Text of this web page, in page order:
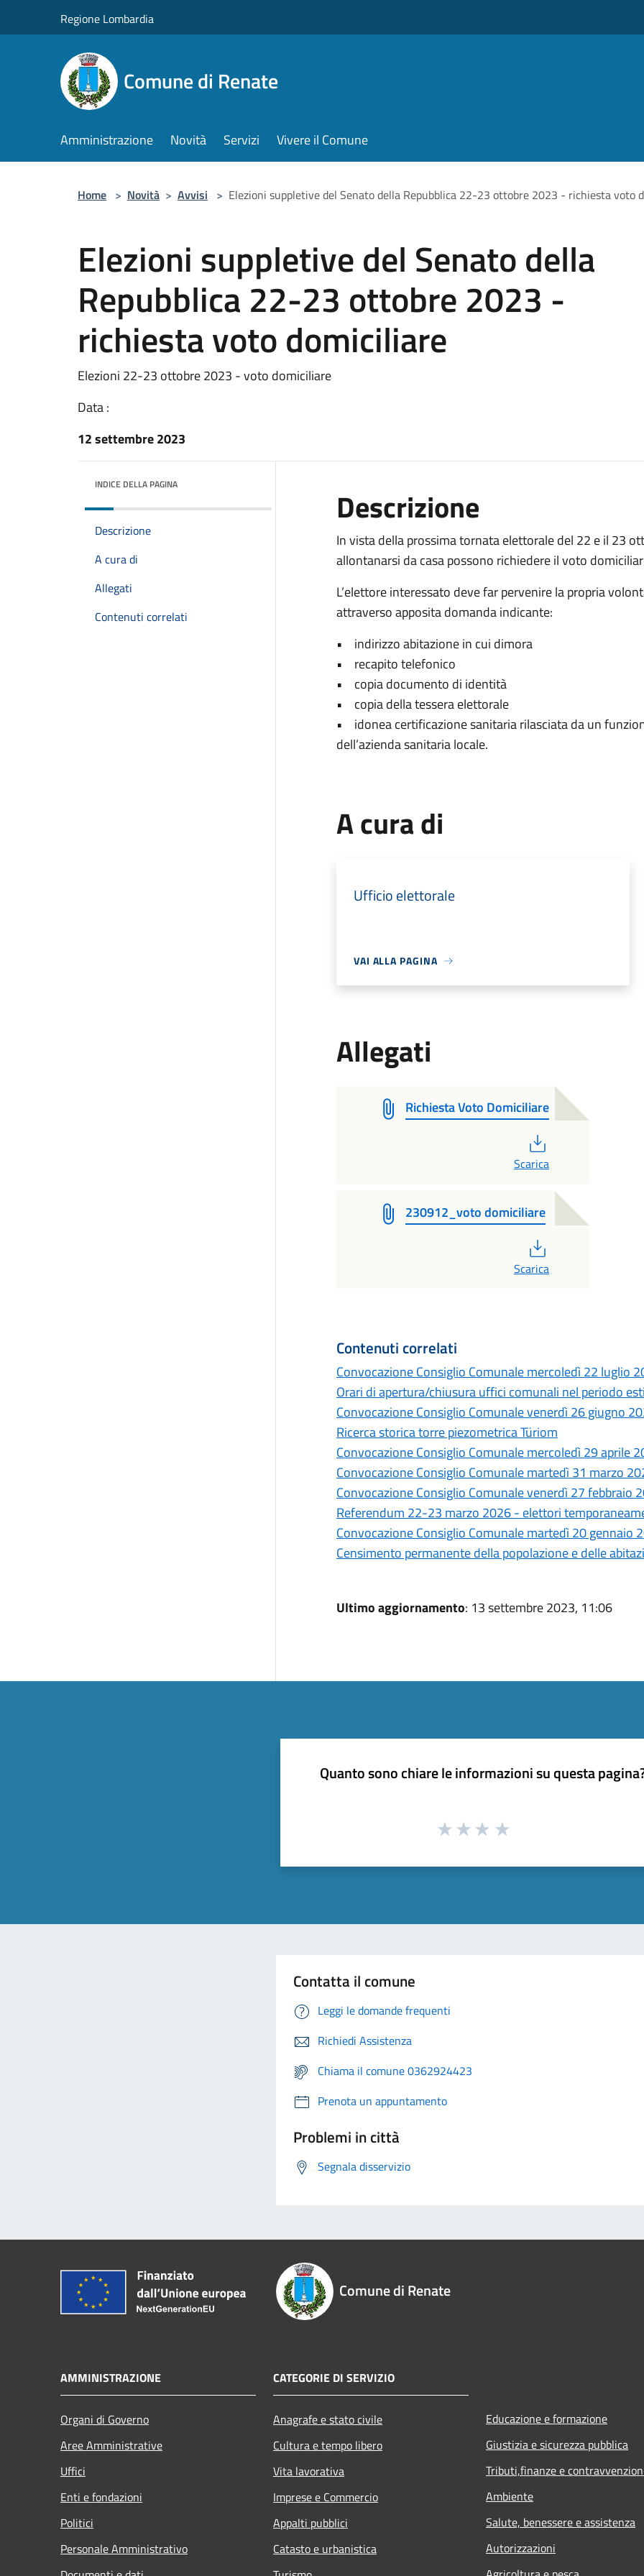
Regione Lombardia
Comune di Renate
Amministrazione Novità Servizi Vivere il Comune
Home > Novità > Avvisi > Elezioni suppletive del Senato della Repubblica 22-23 ottobre 2023 - richiesta voto
Elezioni suppletive del Senato della
Repubblica 22-23 ottobre 2023 -
richiesta voto domiciliare
Elezioni 22-23 ottobre 2023 - voto domiciliare
Data :
12 settembre 2023
INDICE DELLA PAGINA
Descrizione
A cura di
Allegati
Contenuti correlati
Descrizione
In vista della prossima tornata elettorale del 22 e il 23
allontanarsi da casa possono richiedere il voto
L’elettore interessato deve far pervenire la propria
attraverso apposita domanda indicante:
• indirizzo abitazione in cui dimora
• recapito telefonico
• copia documento di identità
• copia della tessera elettorale
• idonea certificazione sanitaria rilasciata da un
dell’azienda sanitaria locale.
A cura di
Ufficio elettorale
VAI ALLA PAGINA
Allegati
Richiesta Voto Domiciliare
Scarica
230912_voto domiciliare
Scarica
Contenuti correlati
Convocazione Consiglio Comunale mercoledì 22 luglio
Orari di apertura/chiusura uffici comunali nel periodo
Convocazione Consiglio Comunale venerdì 26 giugno
Ricerca storica torre piezometrica Türiom
Convocazione Consiglio Comunale mercoledì 29 aprile
Convocazione Consiglio Comunale martedì 31 marzo
Convocazione Consiglio Comunale venerdì 27 febbraio
Referendum 22-23 marzo 2026 - elettori
Convocazione Consiglio Comunale martedì 20 gennaio
Censimento permanente della popolazione e delle
Ultimo aggiornamento: 13 settembre 2023, 11:06
Quanto sono chiare le informazioni su questa
Contatta il comune
Leggi le domande frequenti
Richiedi Assistenza
Chiama il comune 0362924423
Prenota un appuntamento
Problemi in città
Segnala disservizio
Comune di Renate
AMMINISTRAZIONE
Organi di Governo
Aree Amministrative
Uffici
Enti e fondazioni
Politici
Personale Amministrativo
CATEGORIE DI SERVIZIO
Anagrafe e stato civile
Cultura e tempo libero
Vita lavorativa
Imprese e Commercio
Appalti pubblici
Catasto e urbanistica
Educazione e formazione
Giustizia e sicurezza pubblica
Tributi,finanze e
Ambiente
Salute, benessere e assistenza
Autorizzazioni